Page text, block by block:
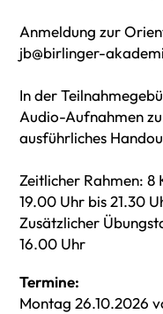
Anmeldung zur
jb@birlinger-
In der
Audio-Aufnahmen
ausführliches
Zeitlicher Rahmen: 8
19.00 Uhr bis 21.30
Zusätzlicher
16.00 Uhr
Termine:
Montag 26.10.2026